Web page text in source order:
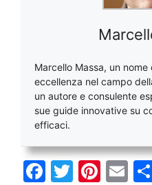
Marcello Massa, un nome
eccellenza nel campo
un autore e consulente
sue guide innovative su
efficaci.
F
T
Pi E